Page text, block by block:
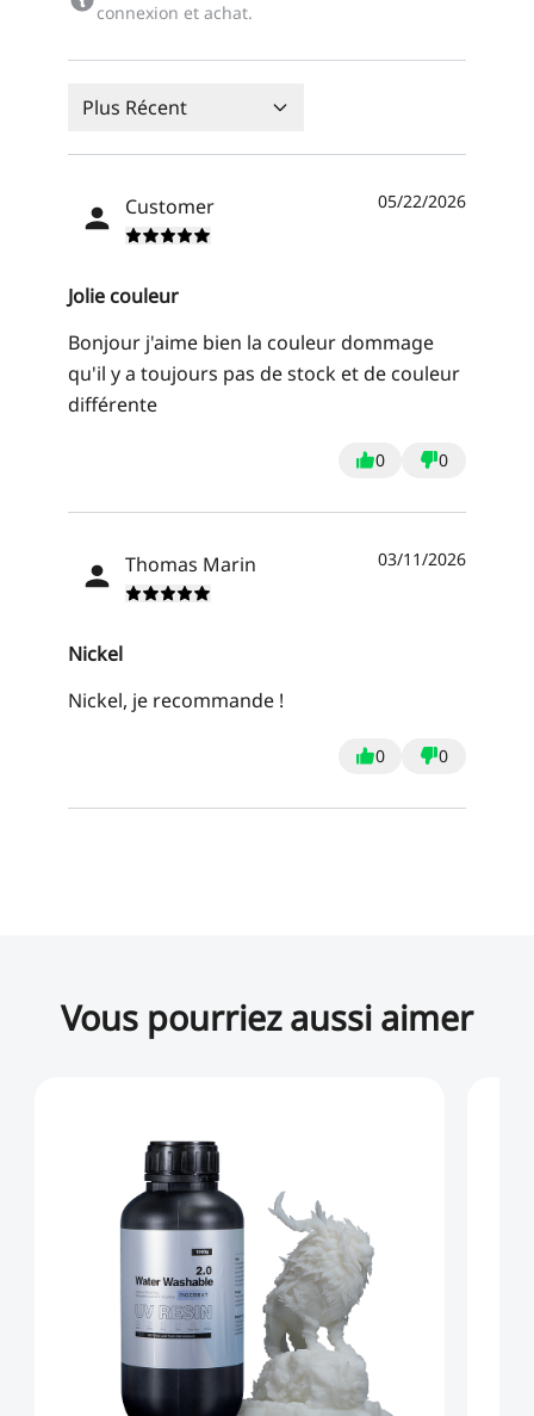
connexion et achat.
Plus Récent
Customer 05/22/2026
Jolie couleur
Bonjour j'aime bien la couleur dommage
qu'il y a toujours pas de stock et de couleur
différente
0 0
Thomas Marin 03/11/2026
Nickel
Nickel, je recommande !
0 0
Vous pourriez aussi aimer